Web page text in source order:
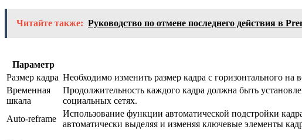
Читайте также: Руководство по отмене последнего действия в
Параметр
Размер кадра Необходимо изменить размер кадра с горизонтального
Временная
шкала
Продолжительность каждого кадра должна быть
социальных сетях.
Auto-reframe
Использование функции автоматической подстройки
автоматически выделяя и изменяя ключевые элементы